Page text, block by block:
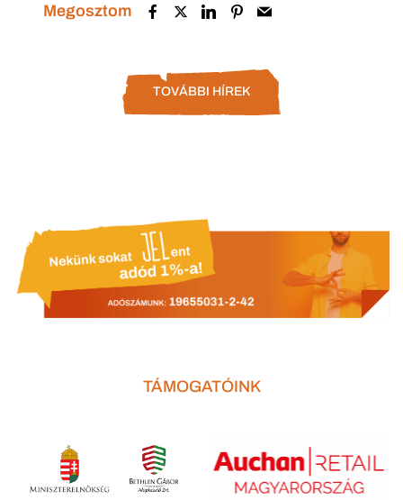
Megosztom
TOVÁBBI HÍREK
TÁMOGATÓINK